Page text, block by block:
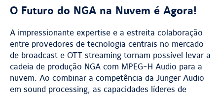
O Futuro do NGA na Nuvem é Agora!
A impressionante expertise e a estreita colaboração
entre provedores de tecnologia centrais no mercado
de broadcast e OTT streaming tornam possível levar a
cadeia de produção NGA com MPEG-H Audio para a
nuvem. Ao combinar a competência da Jünger Audio
em sound processing, as capacidades líderes de